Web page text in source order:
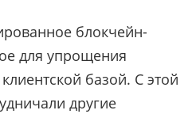
блокчейн-
для упрощения
базой. С этой
другие